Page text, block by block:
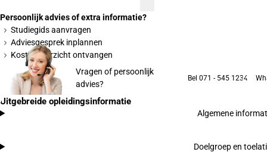
Persoonlijk advies of extra informatie?
Studiegids aanvragen
Adviesgesprek inplannen
Kostenoverzicht ontvangen
Vragen of persoonlijk
advies?
Bel 071 - 545 1234
Uitgebreide opleidingsinformatie
Algemene
Doelgroep en